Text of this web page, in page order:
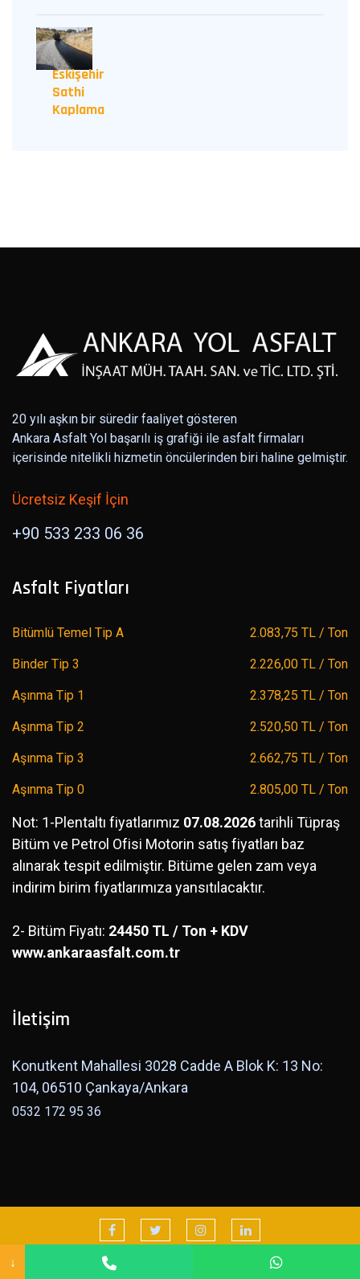
Eskişehir
Sathi
Kaplama
20 yılı aşkın bir süredir faaliyet gösteren
Ankara Asfalt Yol başarılı iş grafiği ile asfalt firmaları
içerisinde nitelikli hizmetin öncülerinden biri haline gelmiştir.
Ücretsiz Keşif İçin
+90 533 233 06 36
Asfalt Fiyatları
Bitümlü Temel Tip A 2.083,75 TL / Ton
Binder Tip 3 2.226,00 TL / Ton
Aşınma Tip 1 2.378,25 TL / Ton
Aşınma Tip 2 2.520,50 TL / Ton
Aşınma Tip 3 2.662,75 TL / Ton
Aşınma Tip 0 2.805,00 TL / Ton
Not: 1-Plentaltı fiyatlarımız 07.08.2026tarihli Tüpraş
Bitüm ve Petrol Ofisi Motorin satış fiyatları baz
alınarak tespit edilmiştir. Bitüme gelen zam veya
indirim birim fiyatlarımıza yansıtılacaktır.
2- Bitüm Fiyatı: 24450 TL / Ton + KDV
www.ankaraasfalt.com.tr
İletişim
Konutkent Mahallesi 3028 Cadde A Blok K: 13 No:
104, 06510 Çankaya/Ankara
0532 172 95 36
© 2026 Designed by Ankara Web Tasarım
↓